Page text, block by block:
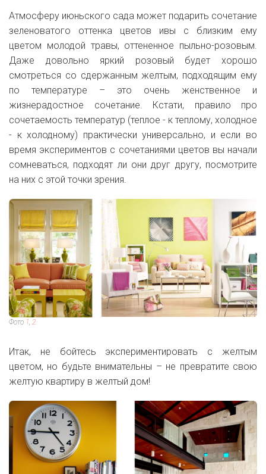
Атмосферу июньского сада может подарить сочетание
зеленоватого оттенка цветов ивы с близким ему
цветом молодой травы, оттененное пыльно-розовым.
Даже довольно яркий розовый будет хорошо
смотреться со сдержанным желтым, подходящим ему
по температуре – это очень женственное и
жизнерадостное сочетание. Кстати, правило про
сочетаемость температур (теплое - к теплому, холодное
- к холодному) практически универсально, и если во
время экспериментов с сочетаниями цветов вы начали
сомневаться, подходят ли они друг другу, посмотрите
на них с этой точки зрения.
Фото 1, 2.
Итак, не бойтесь экспериментировать с желтым
цветом, но будьте внимательны – не превратите свою
желтую квартиру в желтый дом!